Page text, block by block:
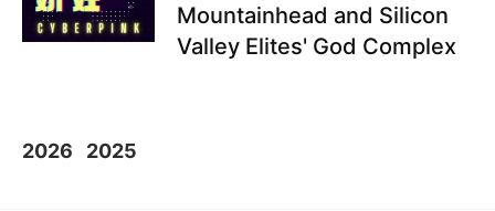
Mountainhead and Silicon
Valley Elites' God Complex
2026 2025